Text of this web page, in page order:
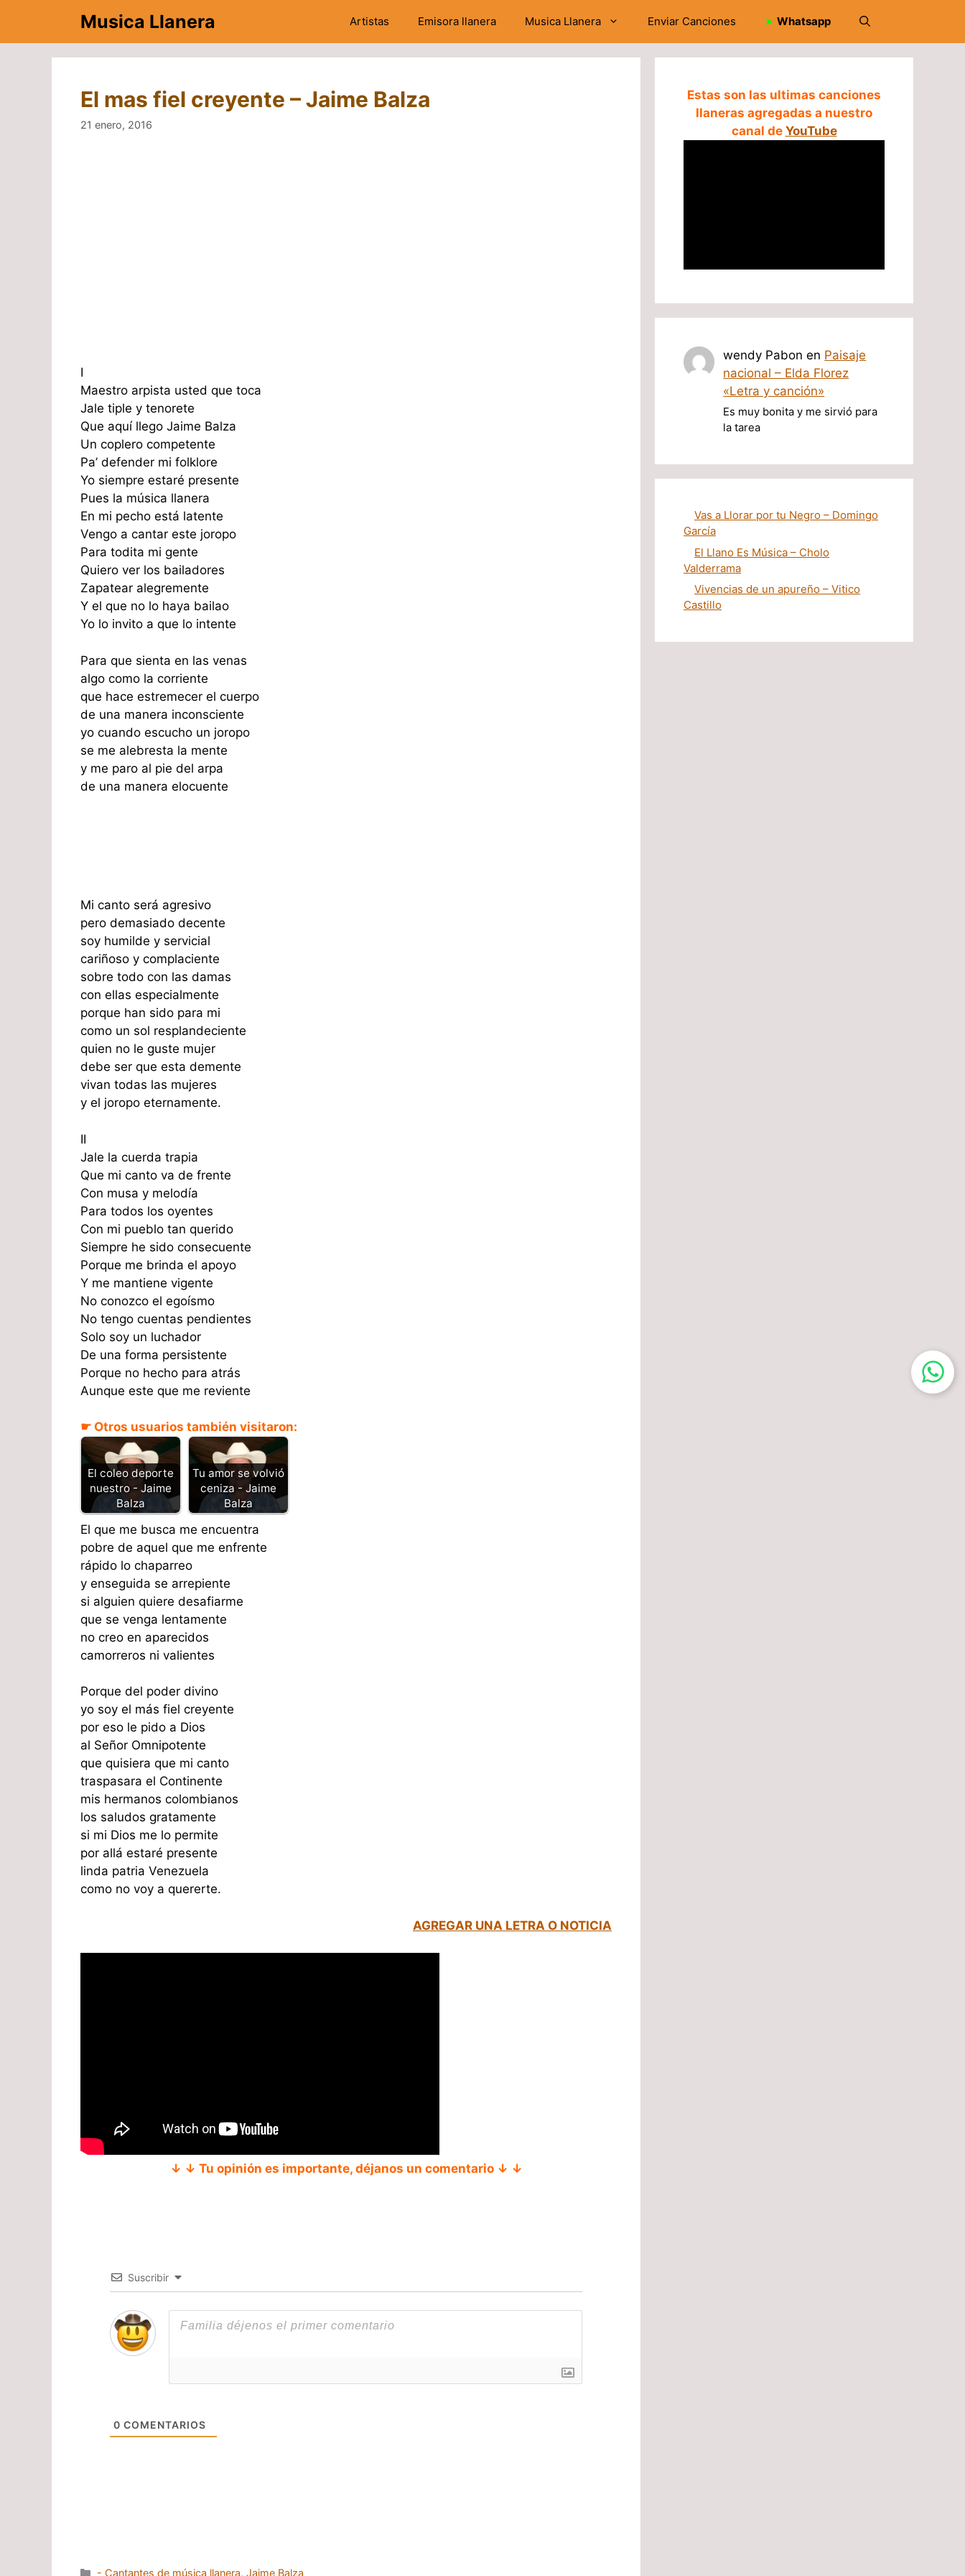
contenido
Musica Llanera Artistas Emisora llanera Musica Llanera Enviar Canciones ➤ Whatsapp
El mas fiel creyente – Jaime Balza
21 enero, 2016
I
Maestro arpista usted que toca
Jale tiple y tenorete
Que aquí llego Jaime Balza
Un coplero competente
Pa’ defender mi folklore
Yo siempre estaré presente
Pues la música llanera
En mi pecho está latente
Vengo a cantar este joropo
Para todita mi gente
Quiero ver los bailadores
Zapatear alegremente
Y el que no lo haya bailao
Yo lo invito a que lo intente
Para que sienta en las venas
algo como la corriente
que hace estremecer el cuerpo
de una manera inconsciente
yo cuando escucho un joropo
se me alebresta la mente
y me paro al pie del arpa
de una manera elocuente
Mi canto será agresivo
pero demasiado decente
soy humilde y servicial
cariñoso y complaciente
sobre todo con las damas
con ellas especialmente
porque han sido para mi
como un sol resplandeciente
quien no le guste mujer
debe ser que esta demente
vivan todas las mujeres
y el joropo eternamente.
II
Jale la cuerda trapia
Que mi canto va de frente
Con musa y melodía
Para todos los oyentes
Con mi pueblo tan querido
Siempre he sido consecuente
Porque me brinda el apoyo
Y me mantiene vigente
No conozco el egoísmo
No tengo cuentas pendientes
Solo soy un luchador
De una forma persistente
Porque no hecho para atrás
Aunque este que me reviente
☛ Otros usuarios también visitaron:
El coleo deporte
nuestro - Jaime
Balza
Tu amor se volvió
ceniza - Jaime
Balza
El que me busca me encuentra
pobre de aquel que me enfrente
rápido lo chaparreo
y enseguida se arrepiente
si alguien quiere desafiarme
que se venga lentamente
no creo en aparecidos
camorreros ni valientes
Porque del poder divino
yo soy el más fiel creyente
por eso le pido a Dios
al Señor Omnipotente
que quisiera que mi canto
traspasara el Continente
mis hermanos colombianos
los saludos gratamente
si mi Dios me lo permite
por allá estaré presente
linda patria Venezuela
como no voy a quererte.
AGREGAR UNA LETRA O NOTICIA
↓ ↓ Tu opinión es importante, déjanos un comentario ↓ ↓
Suscribir
0 COMENTARIOS
Categorías
- Cantantes de música llanera,Jaime Balza
Estas son las ultimas canciones
llaneras agregadas a nuestro
canal de YouTube
wendy Pabon en Paisaje
nacional – Elda Florez
«Letra y canción»
Es muy bonita y me sirvió para
la tarea
Vas a Llorar por tu Negro – Domingo
García
El Llano Es Música – Cholo
Valderrama
Vivencias de un apureño – Vitico
Castillo